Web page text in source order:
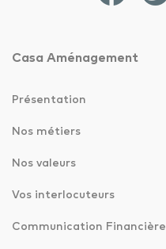
Casa Aménagement
Présentation
Nos métiers
Nos valeurs
Vos interlocuteurs
Communication Financière